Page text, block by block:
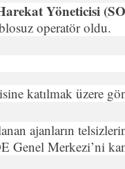
Yöneticisi
operatör oldu.
katılmak üzere
ajanların
Genel Merkezi’ni